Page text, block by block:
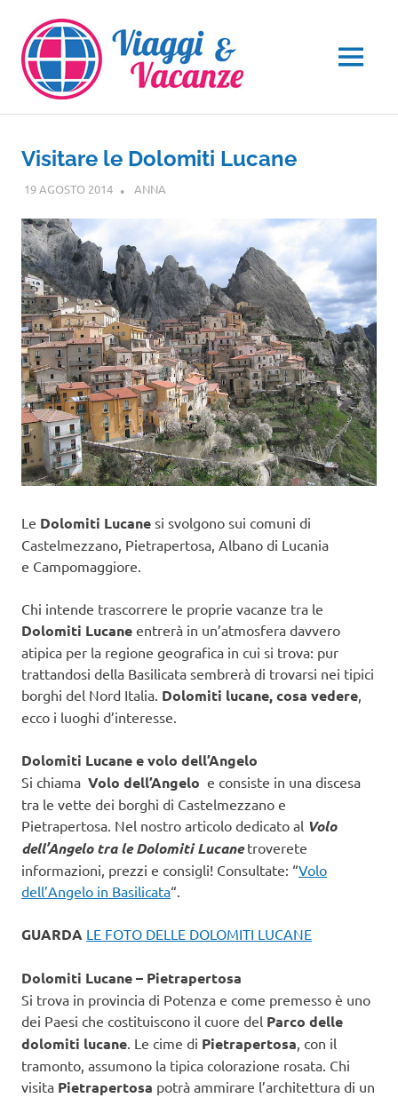
contenuto
MENU
Visitare le Dolomiti Lucane
19 AGOSTO 2014 ANNA
Le Dolomiti Lucane si svolgono sui comuni di
Castelmezzano, Pietrapertosa, Albano di Lucania
e Campomaggiore.
Chi intende trascorrere le proprie vacanze tra le
Dolomiti Lucane entrerà in un’atmosfera davvero
atipica per la regione geografica in cui si trova: pur
trattandosi della Basilicata sembrerà di trovarsi nei tipici
borghi del Nord Italia. Dolomiti lucane, cosa vedere
ecco i luoghi d’interesse.
Dolomiti Lucane e volo dell’Angelo
Si chiama Volo dell’Angelo e consiste in una discesa
tra le vette dei borghi di Castelmezzano e
Pietrapertosa. Nel nostro articolo dedicato al Volo
dell’Angelo tra le Dolomiti Lucanetroverete
informazioni, prezzi e consigli! Consultate: “Volo
dell’Angelo in Basilicata“.
GUARDA LE FOTO DELLE DOLOMITI LUCANE
Dolomiti Lucane – Pietrapertosa
Si trova in provincia di Potenza e come premesso è uno
dei Paesi che costituiscono il cuore del Parco delle
dolomiti lucane . Le cime di Pietrapertosa , con il
tramonto, assumono la tipica colorazione rosata. Chi
visita Pietrapertosa potrà ammirare l’architettura di un